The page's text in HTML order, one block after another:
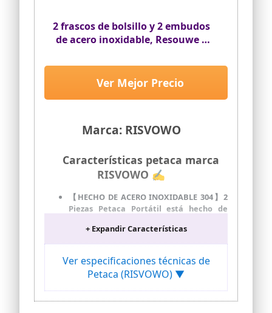
2 frascos de bolsillo y 2 embudos
de acero inoxidable, Resouwe 8
camping, picnic
Marca: RISVOWO
Ver Mejor Precio
Características petaca marca
RISVOWO ✍
【HECHO DE ACERO INOXIDABLE 304】2
Piezas Petaca Portátil está hecho de
respetuoso con el medio ambiente, no
tóxico, y nuestros productos tienen una
calidad alimentaria absoluta. Nota:
Limpieza inicial con agua hirviendo
antes del primer uso.
【2 PETACA】Petacas de alcohol
camuflada tiene una capacidad de 227
+ Expandir Características
Ver especificaciones técnicas de
Petaca (RISVOWO) ▼